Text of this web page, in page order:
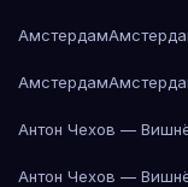
Амстердам
Амстердам
Антон Чехов —
Антон Чехов —